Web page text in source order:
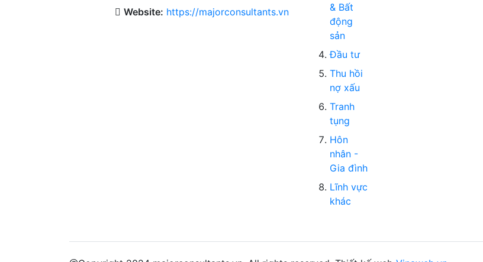
Website: https://majorconsultants.vn
& Bất
động
sản
Đầu tư
Thu hồi
nợ xấu
Tranh
tụng
Hôn
nhân -
Gia đình
Lĩnh vực
khác